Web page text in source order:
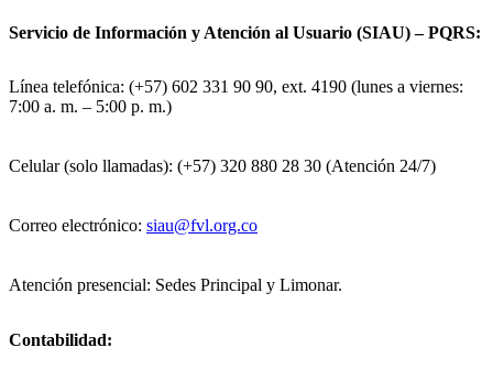
Servicio de Información y Atención al Usuario (SIAU) – PQRS:
Línea telefónica: (+57) 602 331 90 90, ext. 4190 (lunes a viernes:
7:00 a. m. – 5:00 p. m.)
Celular (solo llamadas): (+57) 320 880 28 30 (Atención 24/7)
Correo electrónico: siau@fvl.org.co
Atención presencial: Sedes Principal y Limonar.
Contabilidad: